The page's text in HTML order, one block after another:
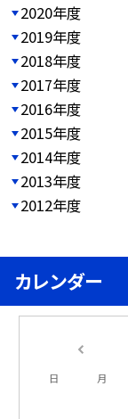
2020年度
2019年度
2018年度
2017年度
2016年度
2015年度
2014年度
2013年度
2012年度
カレンダー
日 月